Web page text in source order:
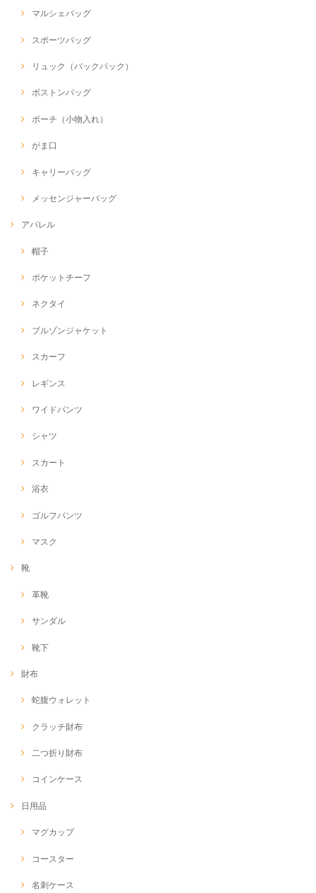
マルシェバッグ
スポーツバッグ
リュック（バックパック）
ボストンバッグ
ポーチ（小物入れ）
がま口
キャリーバッグ
メッセンジャーバッグ
アパレル
帽子
ポケットチーフ
ネクタイ
ブルゾンジャケット
スカーフ
レギンス
ワイドパンツ
シャツ
スカート
浴衣
ゴルフパンツ
マスク
靴
革靴
サンダル
靴下
財布
蛇腹ウォレット
クラッチ財布
二つ折り財布
コインケース
日用品
マグカップ
コースター
名刺ケース